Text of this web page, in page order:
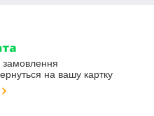
замовлення
на вашу картку